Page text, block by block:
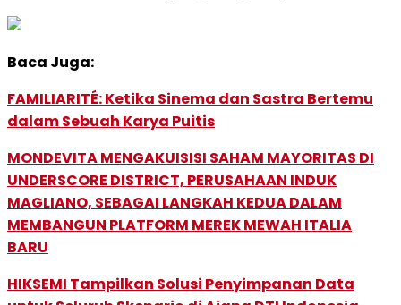
Baca Juga:
FAMILIARITÉ: Ketika Sinema dan Sastra Bertemu
dalam Sebuah Karya Puitis
MONDEVITA MENGAKUISISI SAHAM MAYORITAS DI
UNDERSCORE DISTRICT, PERUSAHAAN INDUK
MAGLIANO, SEBAGAI LANGKAH KEDUA DALAM
MEMBANGUN PLATFORM MEREK MEWAH ITALIA
BARU
HIKSEMI Tampilkan Solusi Penyimpanan Data